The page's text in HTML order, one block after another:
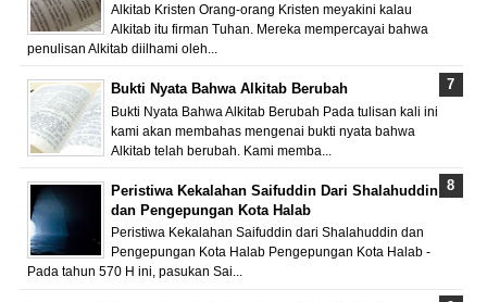
Alkitab Kristen Orang-orang Kristen meyakini kalau
Alkitab itu firman Tuhan. Mereka mempercayai bahwa
penulisan Alkitab diilhami oleh...
Bukti Nyata Bahwa Alkitab Berubah
Bukti Nyata Bahwa Alkitab Berubah Pada tulisan kali ini
kami akan membahas mengenai bukti nyata bahwa
Alkitab telah berubah. Kami memba...
Peristiwa Kekalahan Saifuddin Dari Shalahuddin
dan Pengepungan Kota Halab
Peristiwa Kekalahan Saifuddin dari Shalahuddin dan
Pengepungan Kota Halab Pengepungan Kota Halab -
Pada tahun 570 H ini, pasukan Sai...